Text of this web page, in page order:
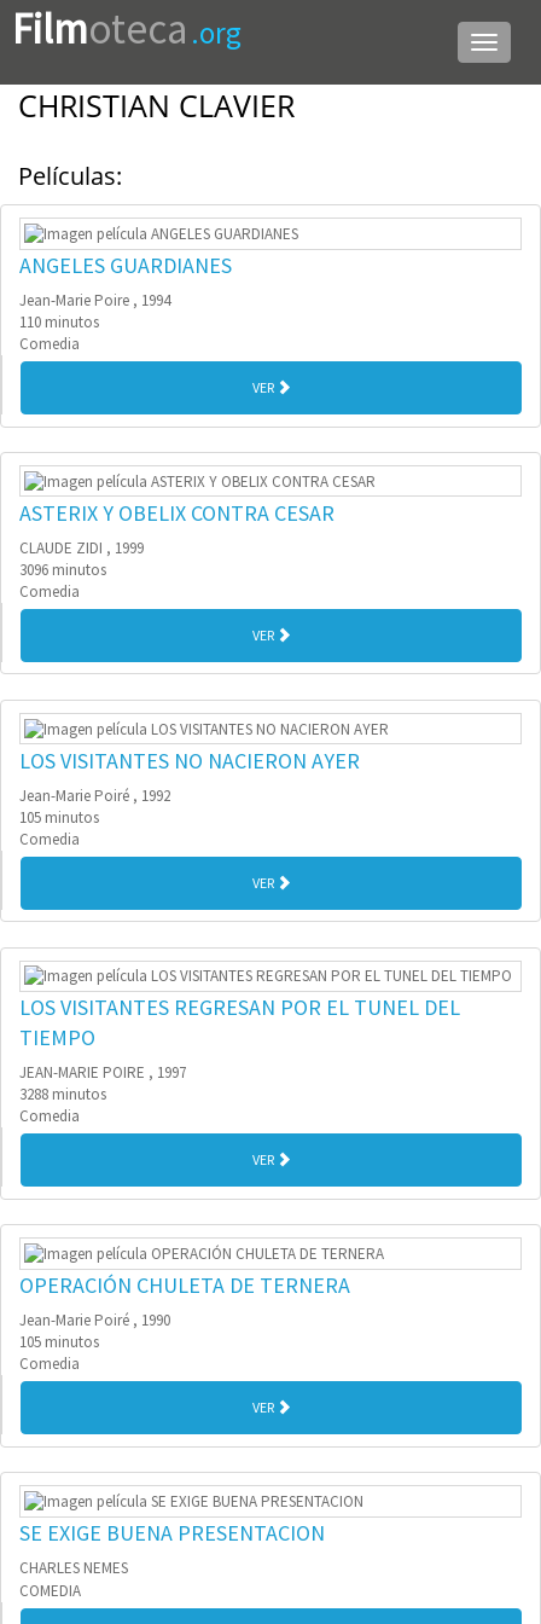
Menú
de
Filmoteca .org
CHRISTIAN CLAVIER
Películas:
ANGELES GUARDIANES
Jean-Marie Poire , 1994
110 minutos
Comedia
VER
ASTERIX Y OBELIX CONTRA CESAR
CLAUDE ZIDI , 1999
3096 minutos
Comedia
VER
LOS VISITANTES NO NACIERON AYER
Jean-Marie Poiré , 1992
105 minutos
Comedia
VER
LOS VISITANTES REGRESAN POR EL TUNEL DEL
TIEMPO
JEAN-MARIE POIRE , 1997
3288 minutos
Comedia
VER
OPERACIÓN CHULETA DE TERNERA
Jean-Marie Poiré , 1990
105 minutos
Comedia
VER
SE EXIGE BUENA PRESENTACION
CHARLES NEMES
COMEDIA